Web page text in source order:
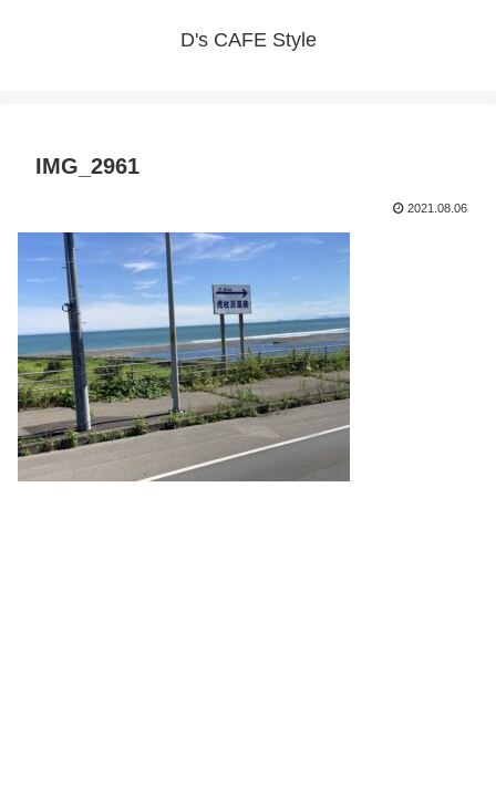
D's CAFE Style
IMG_2961
2021.08.06